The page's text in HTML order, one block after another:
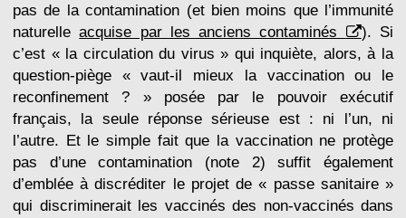
pas de la contamination (et bien moins que l’immunité
naturelleacquise par les anciens contaminés
). Si
c’est « la circulation du virus » qui inquiète, alors, à la
question-piège « vaut-il mieux la vaccination ou le
reconfinement ? » posée par le pouvoir exécutif
français, la seule réponse sérieuse est : ni l’un, ni
l’autre. Et le simple fait que la vaccination ne protège
pas d’une contamination (note 2) suffit également
d’emblée à discréditer le projet de « passe sanitaire »
qui discriminerait les vaccinés des non-vaccinés dans